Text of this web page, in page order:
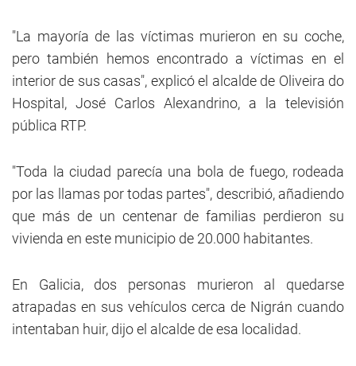
"La mayoría de las víctimas murieron en su coche,
pero también hemos encontrado a víctimas en el
interior de sus casas", explicó el alcalde de Oliveira do
Hospital, José Carlos Alexandrino, a la televisión
pública RTP.
"Toda la ciudad parecía una bola de fuego, rodeada
por las llamas por todas partes", describió, añadiendo
que más de un centenar de familias perdieron su
vivienda en este municipio de 20.000 habitantes.
En Galicia, dos personas murieron al quedarse
atrapadas en sus vehículos cerca de Nigrán cuando
intentaban huir, dijo el alcalde de esa localidad.